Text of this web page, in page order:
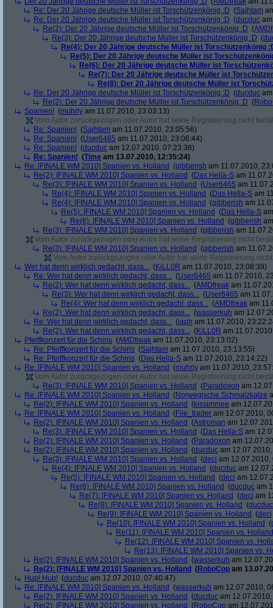
Re: Der 20 Jährige deutsche Müller ist Torschützenkönig :D (Sajhtam
Re: Der 20 Jährige deutsche Müller ist Torschützenkönig :D (ducduc
Re(2): Der 20 Jährige deutsche Müller ist Torschützenkönig :D (
Re(3): Der 20 Jährige deutsche Müller ist Torschützenkönig :D (
Re(4): Der 20 Jährige deutsche Müller ist Torschützenkönig
Re(5): Der 20 Jährige deutsche Müller ist
Re(6): Der 20 Jährige deutsche Müller ist
Re(7): Der 20 Jährige deutsche Müller ist
Re(8): Der 20 Jährige deutsche Müller ist
Re: Der 20 Jährige deutsche Müller ist Torschützenkönig :D (ducduc
Re(2): Der 20 Jährige deutsche Müller ist Torschützenkönig :D (
Spanien! (muhrly am 11.07.2010, 23:03:13)
Vom Autor zurückgezogen oder Autor hat seine Registrierung nicht
Re: Spanien! (Sajhtam am 11.07.2010, 23:05:56)
Re: Spanien! (User6465 am 11.07.2010, 23:06:44)
Re: Spanien! (ducduc am 12.07.2010, 07:23:38)
Re: Spanien! (Time am 13.07.2010, 12:35:24)
Re: [FINALE WM 2010] Spanien vs. Holland (gibberish am 11.07.2010,
Re(2): [FINALE WM 2010] Spanien vs. Holland (Das Hella-S am
Re(3): [FINALE WM 2010] Spanien vs. Holland (User6465 am
Re(4): [FINALE WM 2010] Spanien vs. Holland (Das Hella-S am
Re(4): [FINALE WM 2010] Spanien vs. Holland (gibberish am
Re(5): [FINALE WM 2010] Spanien vs. Holland (Das Hella-S
Re(6): [FINALE WM 2010] Spanien vs. Holland (gibberish
Re(3): [FINALE WM 2010] Spanien vs. Holland (gibberish am
Vom Autor zurückgezogen oder Autor hat seine Registrierung nicht
Re(3): [FINALE WM 2010] Spanien vs. Holland (gibberish am
Vom Autor zurückgezogen oder Autor hat seine Registrierung
Wer hat denn wirklich gedacht, dass... (KiLL0R am 11.07.2010, 23:08:39)
Re: Wer hat denn wirklich gedacht, dass... (User6465 am 11.07.2010,
Re(2): Wer hat denn wirklich gedacht, dass... (AMDfreak am
Re(3): Wer hat denn wirklich gedacht, dass... (User6465 am
Re(4): Wer hat denn wirklich gedacht, dass... (AMDfreak am
Re(2): Wer hat denn wirklich gedacht, dass... (wasserkuh am
Re: Wer hat denn wirklich gedacht, dass... (japh am 11.07.2010,
Re(2): Wer hat denn wirklich gedacht, dass... (KiLL0R am
Pfeiffkonzert für die Schiris (AMDfreak am 11.07.2010, 23:13:02)
Re: Pfeiffkonzert für die Schiris (Sajhtam am 11.07.2010, 23:13:55)
Re: Pfeiffkonzert für die Schiris (Das Hella-S am 11.07.2010, 23:14:22)
Re: [FINALE WM 2010] Spanien vs. Holland (muhrly am 11.07.2010,
Vom Autor zurückgezogen oder Autor hat seine Registrierung nicht
Re(3): [FINALE WM 2010] Spanien vs. Holland (Paradoxon am
Re: [FINALE WM 2010] Spanien vs. Holland (Norwegische Schmalzkatze
Re(2): [FINALE WM 2010] Spanien vs. Holland (kissimmee am
Re: [FINALE WM 2010] Spanien vs. Holland (File_trader am 12.07.2010,
Re(2): [FINALE WM 2010] Spanien vs. Holland (Astroman am
Re(3): [FINALE WM 2010] Spanien vs. Holland (Das Hella-S am
Re(2): [FINALE WM 2010] Spanien vs. Holland (Paradoxon am
Re(2): [FINALE WM 2010] Spanien vs. Holland (ducduc am
Re(3): [FINALE WM 2010] Spanien vs. Holland (deci am 12.07.2010,
Re(4): [FINALE WM 2010] Spanien vs. Holland (ducduc am
Re(5): [FINALE WM 2010] Spanien vs. Holland (deci am
Re(6): [FINALE WM 2010] Spanien vs. Holland (ducduc am
Re(7): [FINALE WM 2010] Spanien vs. Holland (deci am
Re(8): [FINALE WM 2010] Spanien vs. Holland (ducduc
Re(9): [FINALE WM 2010] Spanien vs. Holland (deci
Re(10): [FINALE WM 2010] Spanien vs. Holland (
Re(11): [FINALE WM 2010] Spanien vs. Holland
Re(12): [FINALE WM 2010] Spanien vs.
Re(13): [FINALE WM 2010] Spanien vs.
Re(2): [FINALE WM 2010] Spanien vs. Holland (wasserkuh am
Re(2): [FINALE WM 2010] Spanien vs. Holland (RoboCop am
Hup! Hup! (ducduc am 12.07.2010, 07:40:47)
Re: [FINALE WM 2010] Spanien vs. Holland (wasserkuh am 12.07.2010,
Re(2): [FINALE WM 2010] Spanien vs. Holland (ducduc am
Re(2): [FINALE WM 2010] Spanien vs. Holland (RoboCop am